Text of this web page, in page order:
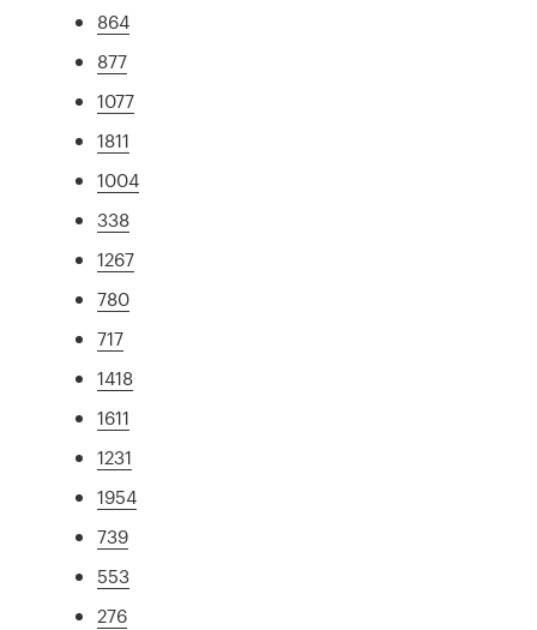
864
877
1077
1811
1004
338
1267
780
717
1418
1611
1231
1954
739
553
276